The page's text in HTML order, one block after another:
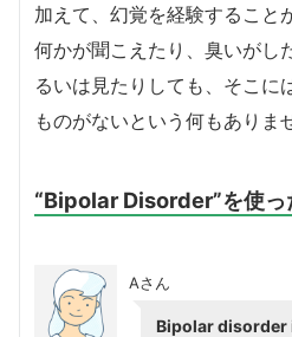
加えて、幻覚を経験すること
何かが聞こえたり、臭いがし
るいは見たりしても、そこに
ものがないという何もありま
“Bipolar Disorder”を使っ
Aさん
Bipolar disorder